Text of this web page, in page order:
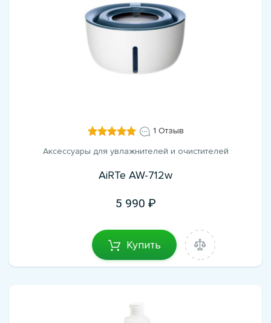
1 Отзыв
Аксессуары для увлажнителей и очистителей
AiRTe AW-712w
5 990
Купить